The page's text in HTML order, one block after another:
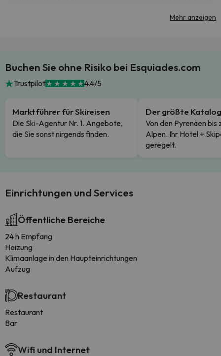
Mehr anzeigen
Buchen Sie ohne Risiko bei Esquiades.com
Trustpilot 4.4/5
Marktführer für Skireisen
Die Ski-Agentur Nr. 1. Angebote,
die Sie sonst nirgends finden.
Der größte Katalog
Von den Pyrenäen bis
Alpen. Ihr Hotel +
geregelt.
Einrichtungen und Services
Öffentliche Bereiche
24 h Empfang
Heizung
Klimaanlage in den Haupteinrichtungen
Aufzug
Restaurant
Restaurant
Bar
Wifi und Internet